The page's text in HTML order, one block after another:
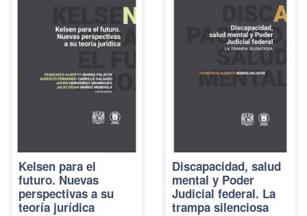
Kelsen para el
futuro. Nuevas
perspectivas a su
teoría jurídica
Discapacidad, salud
mental y Poder
Judicial federal. La
trampa silenciosa